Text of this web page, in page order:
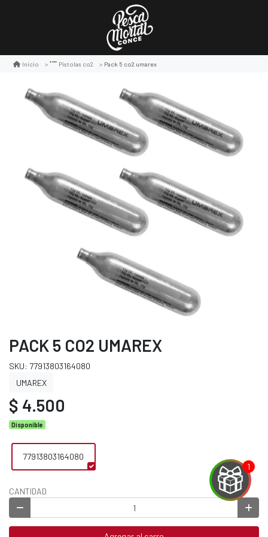
Inicio Pistolas co2 Pack 5 co2 umarex
PACK 5 CO2 UMAREX
SKU: 77913803164080
UMAREX
$ 4.500
Disponible
77913803164080
CANTIDAD